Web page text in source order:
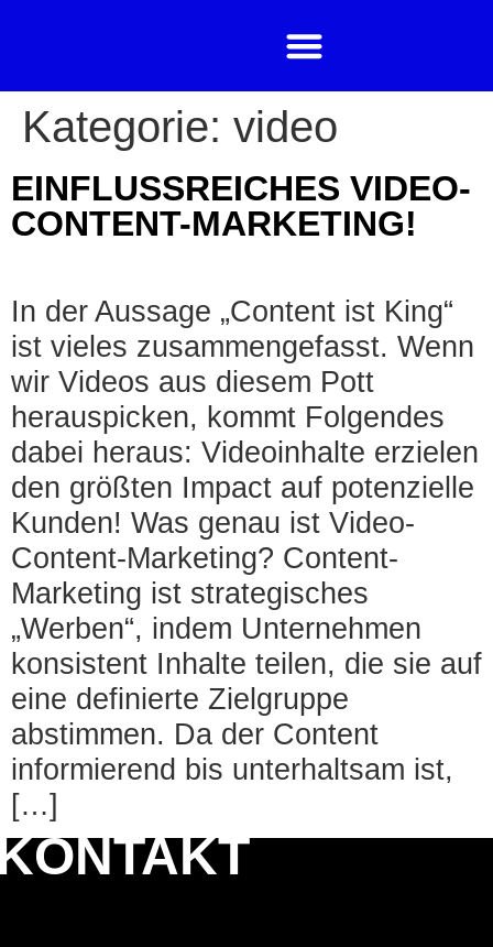
Kategorie: video
EINFLUSSREICHES VIDEO-
CONTENT-MARKETING!
In der Aussage „Content ist King“
ist vieles zusammengefasst. Wenn
wir Videos aus diesem Pott
herauspicken, kommt Folgendes
dabei heraus: Videoinhalte erzielen
den größten Impact auf potenzielle
Kunden! Was genau ist Video-
Content-Marketing? Content-
Marketing ist strategisches
„Werben“, indem Unternehmen
konsistent Inhalte teilen, die sie auf
eine definierte Zielgruppe
abstimmen. Da der Content
informierend bis unterhaltsam ist,
[…]